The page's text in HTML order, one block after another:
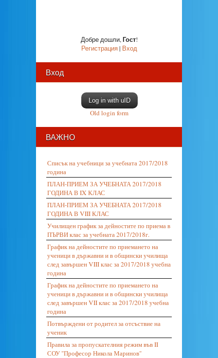
Добре дошли,Гост!
Регистрация| Вход
Вход
Log in with uID
Old login form
ВАЖНО
Списък на учебници за учебната 2017/2018
година
ПЛАН-ПРИЕМ ЗА УЧЕБНАТА 2017/2018
ГОДИНА В IX КЛАС
ПЛАН-ПРИЕМ ЗА УЧЕБНАТА 2017/2018
ГОДИНА В VIII КЛАС
Училищен график за дейностите по приема в
ПЪРВИ клас за учебната 2017/2018г.
График на дейностите по приемането на
ученици в държавни и в общински училища
след завършен VIII клас за 2017/2018 учебна
година
График на дейностите по приемането на
ученици в държавни и в общински училища
след завършен VII клас за 2017/2018 учебна
година
Потвърждени от родител за отсъствие на
ученик
Правила за пропускателния режим във II
СОУ "Професор Никола Маринов"